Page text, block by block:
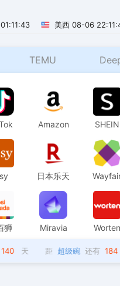
美西08-06
TEMU
Amazon SHEIN
日本乐天
狮 Miravia Worten
天 距 超级碗 还有 184 天